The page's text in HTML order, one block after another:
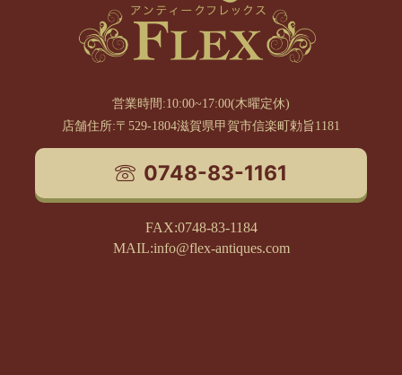
営業時間:10:00~17:00(木曜定休)
店舗住所:〒529-1804滋賀県甲賀市信楽町勅旨1181
0748-83-1161
FAX:0748-83-1184
MAIL:info@flex-antiques.com